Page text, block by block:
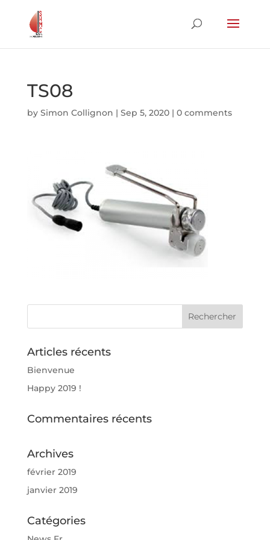
TS08
by Simon Collignon | Sep 5, 2020| 0 comments
Articles récents
Bienvenue
Happy 2019 !
Commentaires récents
Archives
février 2019
janvier 2019
Catégories